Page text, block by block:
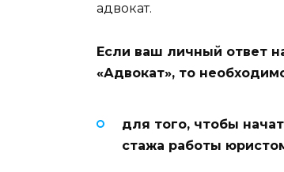
адвокат.
Если ваш личный ответ
«Адвокат», то
для того, чтобы
стажа работы